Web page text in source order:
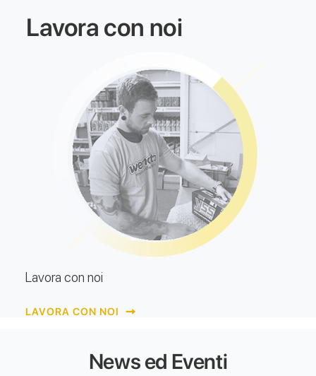
Lavora con noi
Lavora con noi
LAVORA CON NOI
News ed Eventi